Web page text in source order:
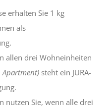
erhalten Sie 1 kg
als
allen drei Wohneinheiten
Apartment) steht ein JURA-
nutzen Sie, wenn alle drei